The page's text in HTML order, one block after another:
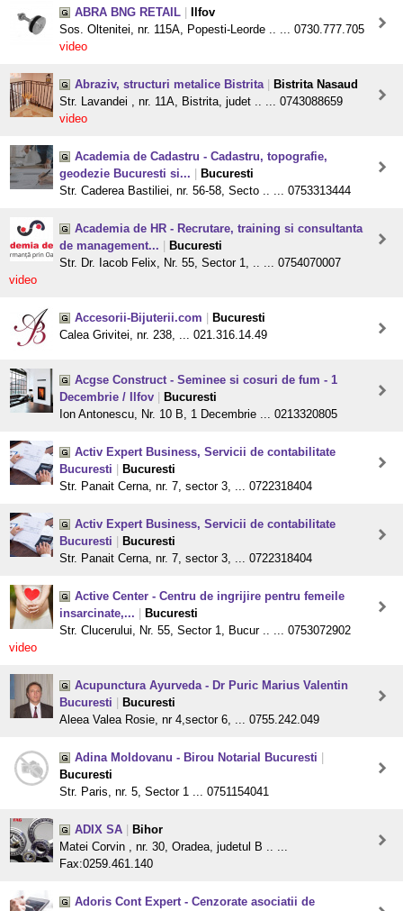
ABRA BNG RETAIL
Ilfov
Sos. Oltenitei, nr. 115A, Popesti-Leorde .. ... 0730.777.705
video
Abraziv, structuri metalice Bistrita
Bistrita Nasaud
Str. Lavandei , nr. 11A, Bistrita, judet .. ... 0743088659
video
Academia de Cadastru - Cadastru, topografie,
geodezie Bucuresti si...
Bucuresti
Str. Caderea Bastiliei, nr. 56-58, Secto .. ... 0753313444
Academia de HR - Recrutare, training si consultanta
de management...
Bucuresti
Str. Dr. Iacob Felix, Nr. 55, Sector 1, .. ... 0754070007
video
Accesorii-Bijuterii.com
Bucuresti
Calea Grivitei, nr. 238, ... 021.316.14.49
Acgse Construct - Seminee si cosuri de fum - 1
Decembrie / Ilfov
Bucuresti
Ion Antonescu, Nr. 10 B, 1 Decembrie ... 0213320805
Activ Expert Business, Servicii de contabilitate
Bucuresti
Bucuresti
Str. Panait Cerna, nr. 7, sector 3, ... 0722318404
Activ Expert Business, Servicii de contabilitate
Bucuresti
Bucuresti
Str. Panait Cerna, nr. 7, sector 3, ... 0722318404
Active Center - Centru de ingrijire pentru femeile
insarcinate,...
Bucuresti
Str. Clucerului, Nr. 55, Sector 1, Bucur .. ... 0753072902
video
Acupunctura Ayurveda - Dr Puric Marius Valentin
Bucuresti
Bucuresti
Aleea Valea Rosie, nr 4,sector 6, ... 0755.242.049
Adina Moldovanu - Birou Notarial Bucuresti
Bucuresti
Str. Paris, nr. 5, Sector 1 ... 0751154041
ADIX SA
Bihor
Matei Corvin , nr. 30, Oradea, judetul B .. ...
Fax:0259.461.140
Adoris Cont Expert - Cenzorate asociatii de